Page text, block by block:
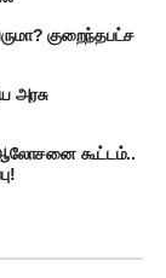
குறைந்தபட்ச
அரசு
ஆலோசனை கூட்டம்..